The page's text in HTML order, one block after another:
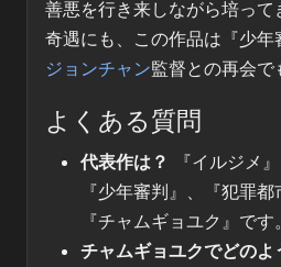
善悪を行き来しながら培っ
奇遇にも、この作品は『少年
ジョンチャン監督との再会で
よくある質問
代表作は？
『イルジメ
『少年審判』、『犯罪
『チャムギョユク』です。
チャムギョユクでどのよ